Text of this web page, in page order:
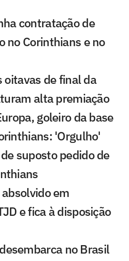
contratação de
no Corinthians e no
oitavas de final da
alta premiação
goleiro da base
'Orgulho'
suposto pedido de
em
e fica à disposição
no Brasil